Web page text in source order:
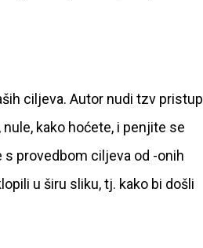
ciljeva. Autor nudi tzv pristup
kako hoćete, i penjite se
s provedbom ciljeva od -onih
u širu sliku, tj. kako bi došli